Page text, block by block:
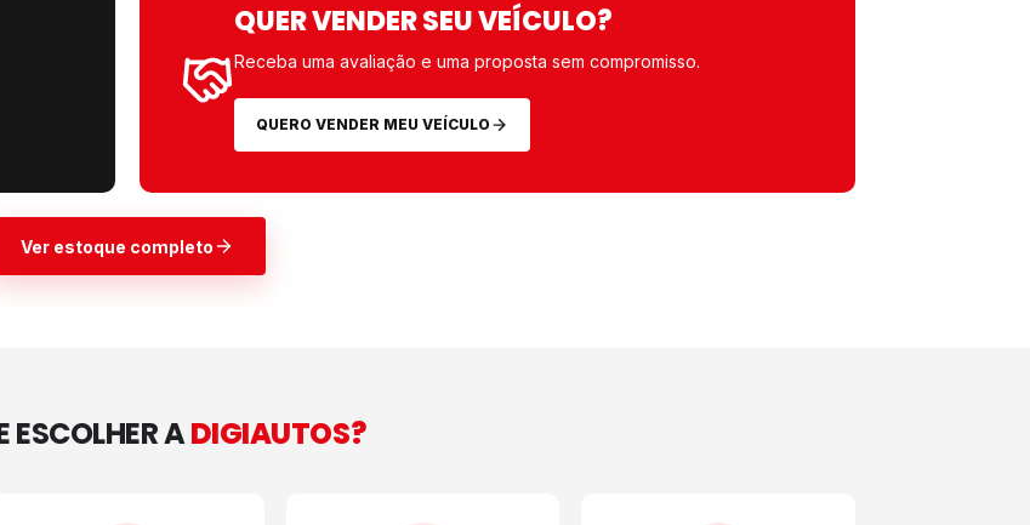
QUER VENDER SEU VEÍCULO?
Receba uma avaliação e uma proposta sem compromisso.
QUERO VENDER MEU VEÍCULO
Ver estoque completo
ESCOLHER ADIGIAUTOS?